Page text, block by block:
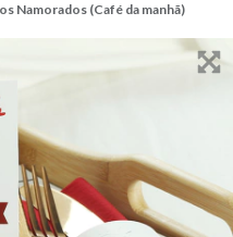
Namorados (Café da manhã)